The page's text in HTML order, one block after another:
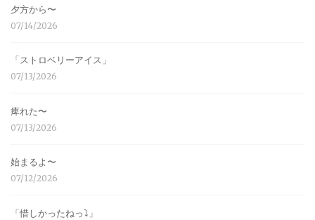
夕方から〜
07/14/2026
「ストロベリーアイス」
07/13/2026
痺れた〜
07/13/2026
始まるよ〜
07/12/2026
「惜しかったねっ⤵︎」